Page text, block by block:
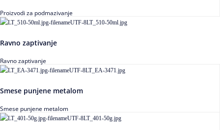
Proizvodi za podmazivanje
Ravno zaptivanje
Ravno zaptivanje
Smese punjene metalom
Smese punjene metalom